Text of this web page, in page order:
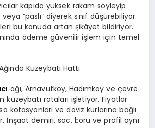
kapıda yüksek rakam söyleyip
veya “paslı” diyerek sınıf düşürebiliyor.
bu konuda artan şikâyet bildiriyor.
ödeme güvenilir işlem için temel
Kuzeybatı Hattı
ağı, Arnavutköy, Hadımköy ve çevre
kuzeybatı rotaları işletiyor. Fiyatlar
kotasyonları ve döviz kurlarına bağlı
İnşaat demiri, sac, boru ve profil aynı